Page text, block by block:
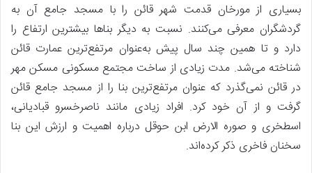
بسیاری از مورخان قدمت شهر قائن را با مسجد جامع آن به
گردشگران معرفی می‌کنند. نسبت به دیگر بناها بیشترین ارتفاع را
دارد و تا همین چند سال پیش به‌عنوان مرتفع‌ترین عمارت قائن
شناخته می‌شد. مدت زیادی از ساخت مجتمع مسکونی مسکن مهر
در قائن نمی‌گذرد که عنوان مرتفع‌ترین بنا را از مسجد جامع قائن
گرفت و از آن خود کرد. افراد زیادی مانند ناصرخسرو قبادیانی،
اسطخری و صوره الارض ابن حوقل درباره اهمیت و ارزش این بنا
سخنان فاخری ذکر کرده‌اند.